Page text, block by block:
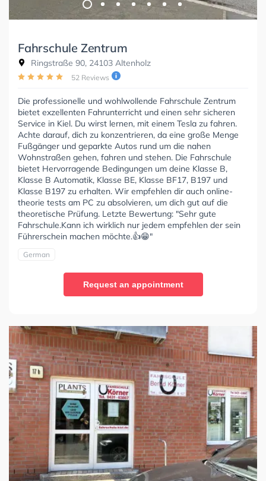
Fahrschule Zentrum
Ringstraße 90, 24103 Altenholz
52 Reviews
Die professionelle und wohlwollende Fahrschule Zentrum
bietet exzellenten Fahrunterricht und einen sehr sicheren
Service in Kiel. Du wirst lernen, mit einem Tesla zu fahren.
Achte darauf, dich zu konzentrieren, da eine große Menge
Fußgänger und geparkte Autos rund um die nahen
Wohnstraßen gehen, fahren und stehen. Die Fahrschule
bietet Hervorragende Bedingungen um deine Klasse B,
Klasse B Automatik, Klasse BE, Klasse BF17, B197 und
Klasse B197 zu erhalten. Wir empfehlen dir auch online-
theorie tests am PC zu absolvieren, um dich gut auf die
theoretische Prüfung. Letzte Bewertung: "Sehr gute
Fahrschule.Kann ich wirklich nur jedem empfehlen der sein
Führerschein machen möchte.👍😁"
German
Request an appointment